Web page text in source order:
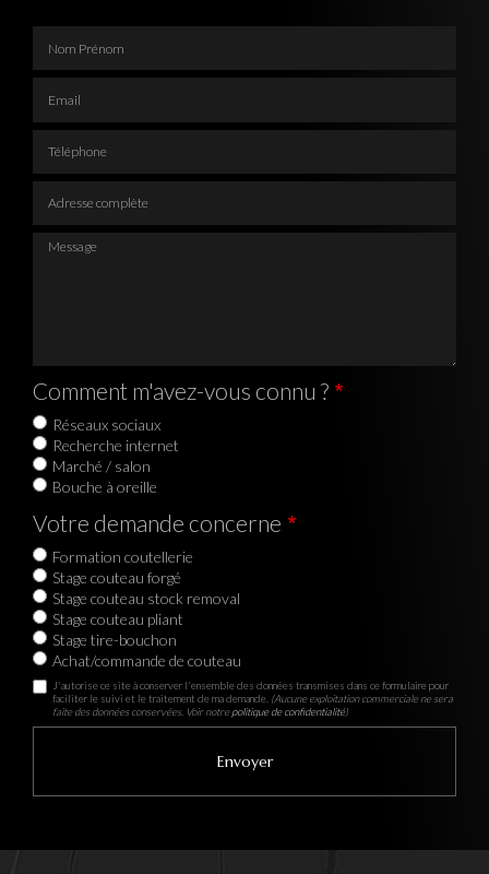
Message
Comment m'avez-vous connu ?
Réseaux sociaux
Recherche internet
Marché / salon
Bouche à oreille
Votre demande concerne
Formation coutellerie
Stage couteau forgé
Stage couteau stock removal
Stage couteau pliant
Stage tire-bouchon
Achat/commande de couteau
J'autorise ce site à conserver l'ensemble des données transmises dans ce formulaire pour
faciliter le suivi et le traitement de ma demande. (Aucune exploitation commerciale ne sera
faite des données conservées. Voir notrepolitique de confidentialité)